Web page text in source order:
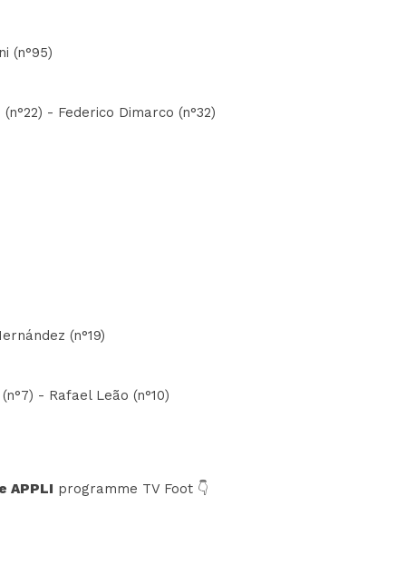
(n°95)
- Federico Dimarco (n°32)
(n°19)
- Rafael Leão (n°10)
APPLI programme TV Foot 👇